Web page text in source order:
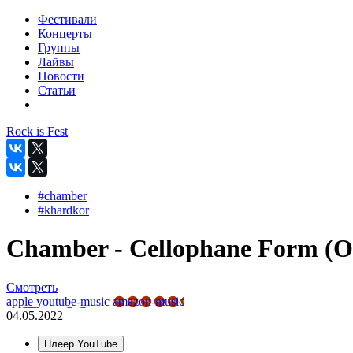
Фестивали
Концерты
Группы
Лайвы
Новости
Статьи
Rock is Fest
#chamber
#khardkor
Chamber - Cellophane Form
Смотреть
apple youtube-music amazon-music
04.05.2022
Плеер YouTube